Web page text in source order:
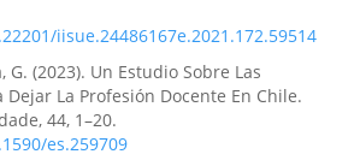
iisue.24486167e.2021.172.59514
G. (2023). Un Estudio Sobre Las
Dejar La Profesión Docente En Chile.
44, 1–20.
es.259709